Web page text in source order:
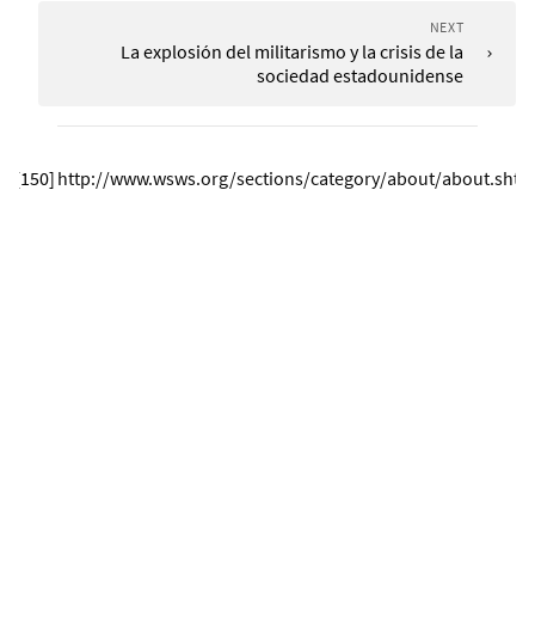
NEXT
La explosión del militarismo y la crisis de la
sociedad estadounidense
[150] http://www.wsws.org/sections/category/about/